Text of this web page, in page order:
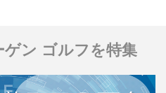
ン ゴルフを特集